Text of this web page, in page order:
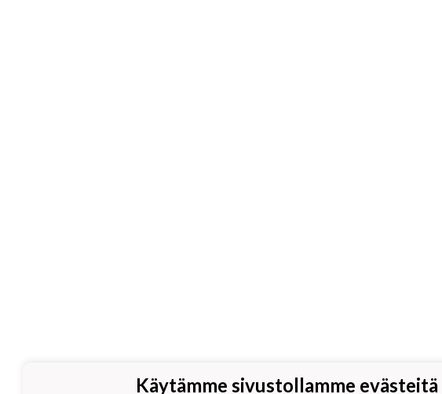
Käytämme sivustollamme evästeitä